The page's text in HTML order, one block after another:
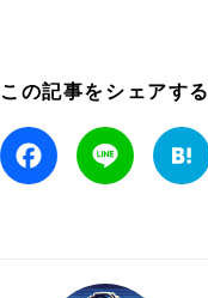
この記事をシェアする
Facebook Line